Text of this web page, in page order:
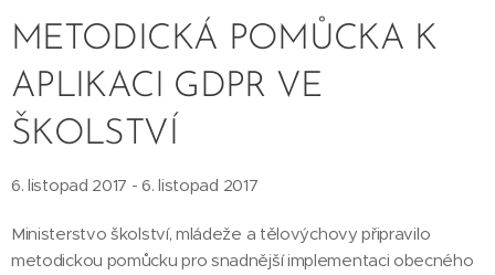
METODICKÁ POMŮCKA K
APLIKACI GDPR VE
ŠKOLSTVÍ
6. listopad 2017 - 6. listopad 2017
Ministerstvo školství, mládeže a tělovýchovy připravilo
metodickou pomůcku pro snadnější implementaci obecného